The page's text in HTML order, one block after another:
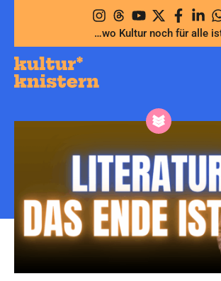
springen
…wo Kultur noch für alle